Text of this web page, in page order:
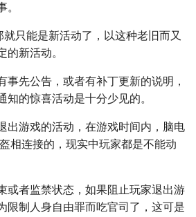
只能是新活动了，以这种老旧而又
新活动。
事先公告，或者有补丁更新的说明，
知的惊喜活动是十分少见的。
出游戏的活动，在游戏时间内，脑电
相连接的，现实中玩家都是不能动
或者监禁状态，如果阻止玩家退出游
限制人身自由罪而吃官司了，这可是